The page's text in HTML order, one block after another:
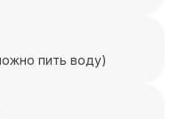
пить воду)